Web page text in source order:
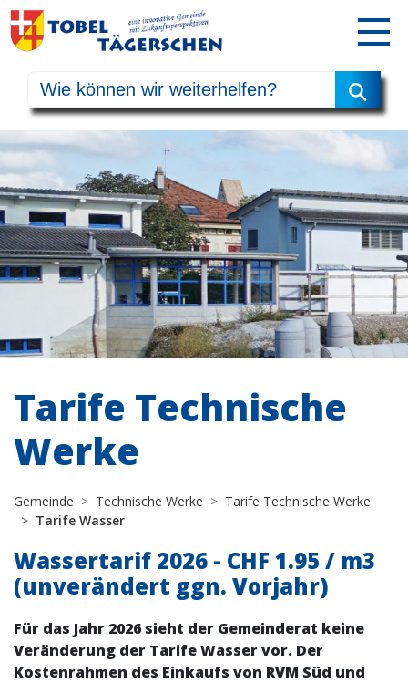
Tarife Technische
Werke
Gemeinde Technische Werke
Tarife Technische Werke
Tarife Wasser
Wassertarif 2026 - CHF 1.95 / m3
(unverändert ggn. Vorjahr)
Für das Jahr 2026 sieht der Gemeinderat keine
Veränderung der Tarife Wasser vor. Der
Kostenrahmen des Einkaufs von RVM Süd und